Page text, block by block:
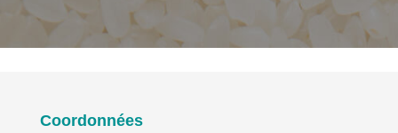
Coordonnées